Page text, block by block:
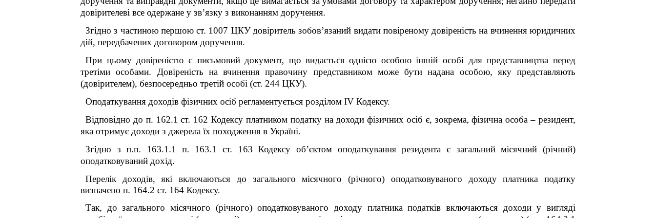
довірителеві все одержане у зв’язку з виконанням доручення.
Згідно з частиною першою ст. 1007 ЦКУ довіритель зобов’язаний видати повіреному довіреність на вчинення юридичних
дій, передбачених договором доручення.
При цьому довіреністю є письмовий документ, що видається однією особою іншій особі для представництва перед
третіми особами. Довіреність на вчинення правочину представником може бути надана особою, яку представляють
(довірителем), безпосередньо третій особі (ст. 244 ЦКУ).
Оподаткування доходів фізичних осіб регламентується розділом ІV Кодексу.
Відповідно до п. 162.1 ст. 162 Кодексу платником податку на доходи фізичних осіб є, зокрема, фізична особа – резидент,
яка отримує доходи з джерела їх походження в Україні.
Згідно з п.п. 163.1.1 п. 163.1 ст. 163 Кодексу об’єктом оподаткування резидента є загальний місячний (річний)
оподатковуваний дохід.
Перелік доходів, які включаються до загального місячного (річного) оподатковуваного доходу платника податку
визначено п. 164.2 ст. 164 Кодексу.
Так, до загального місячного (річного) оподатковуваного доходу платника податків включаються доходи у вигляді